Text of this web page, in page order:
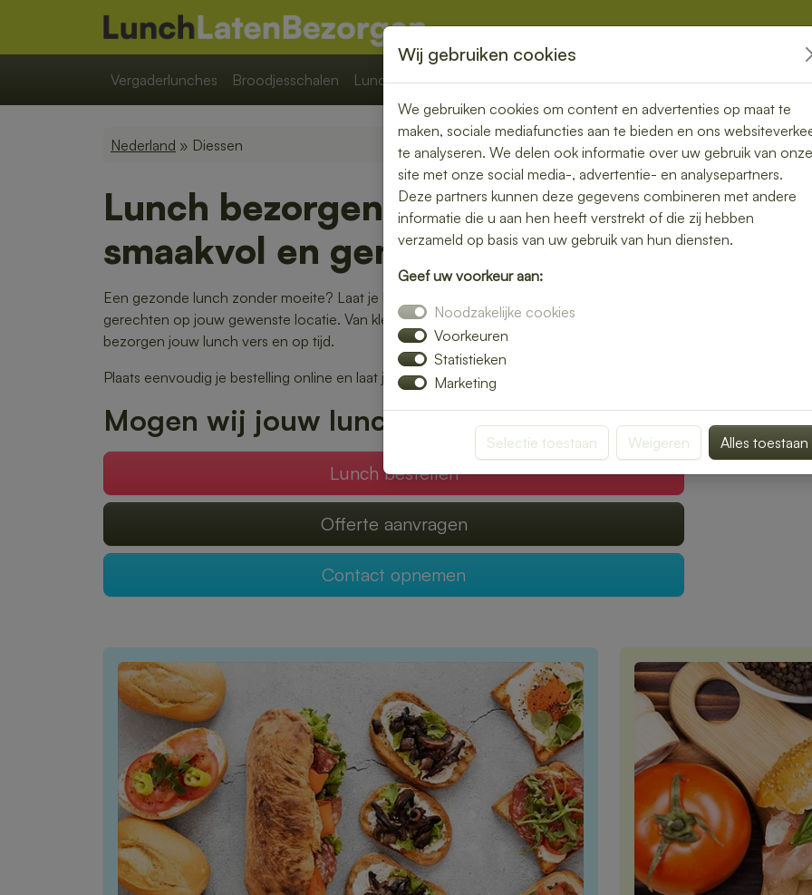
Vergaderlunches Broodjesschalen Lunchpakketten Overige
Nederland » Diessen
Lunch bezorgen in Diessen –
smaakvol en gemakkelijk
Een gezonde lunch zonder moeite? Laat je lunch bezorgen in Diessen en geniet van verse
gerechten op jouw gewenste locatie. Van kleurrijke salades tot knapperige broodjes – wij
bezorgen jouw lunch vers en op tijd.
Plaats eenvoudig je bestelling online en laat je verrassen door smaak en kwaliteit.
Mogen wij jouw lunch verzorgen?
Lunch bestellen
Offerte aanvragen
Contact opnemen
Wij gebruiken cookies
We gebruiken cookies om content en advertenties op maat te
maken, sociale mediafuncties aan te bieden en ons
te analyseren. We delen ook informatie over uw gebruik van onze
site met onze social media-, advertentie- en analysepartners.
Deze partners kunnen deze gegevens combineren met andere
informatie die u aan hen heeft verstrekt of die zij hebben
verzameld op basis van uw gebruik van hun diensten.
Geef uw voorkeur aan:
Noodzakelijke cookies
Voorkeuren
Statistieken
Marketing
Selectie toestaan Weigeren Alles toestaan